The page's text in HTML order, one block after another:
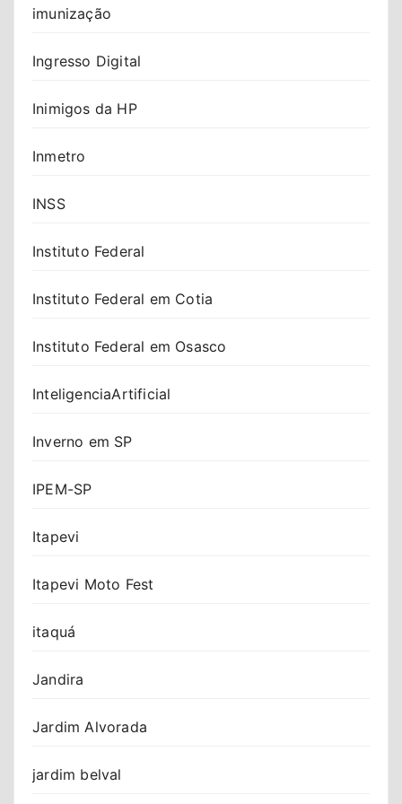
imunização
Ingresso Digital
Inimigos da HP
Inmetro
INSS
Instituto Federal
Instituto Federal em Cotia
Instituto Federal em Osasco
InteligenciaArtificial
Inverno em SP
IPEM-SP
Itapevi
Itapevi Moto Fest
itaquá
Jandira
Jardim Alvorada
jardim belval